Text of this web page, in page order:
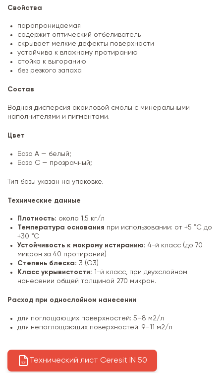
Свойства
паропроницаемая
содержит оптический отбеливатель
скрывает мелкие дефекты поверхности
устойчива к влажному протиранию
стойка к выгоранию
без резкого запаха
Состав
Водная дисперсия акриловой смолы с минеральными
наполнителями и пигментами.
Цвет
База А — белый;
База С — прозрачный;
Тип базы указан на упаковке.
Технические данные
Плотность: около 1,5 кг/л
Температура основания при использовании: от +5 °С до
+30 °С
Устойчивость к мокрому истиранию: 4-й класс (до 70
микрон за 40 протираний)
Степень блеска: 3 (G3)
Класс укрывистости: 1-й класс, при двухслойном
нанесении общей толщиной 270 микрон.
Расход при однослойном нанесении
для поглощающих поверхностей: 5–8 м2/л
для непоглощающих поверхностей: 9–11 м2/л
PDF Технический лист Ceresit IN 50